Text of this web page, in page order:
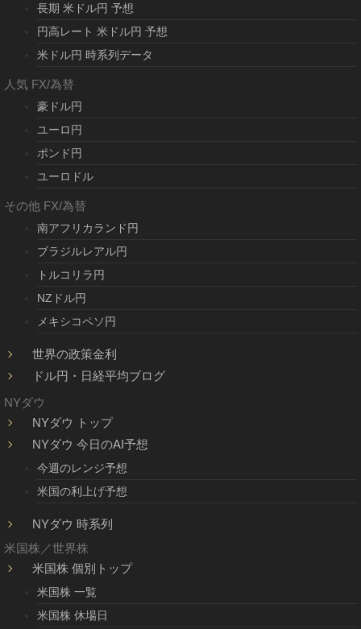
長期 米ドル円 予想
円高レート 米ドル円 予想
米ドル円 時系列データ
人気 FX/為替
豪ドル円
ユーロ円
ポンド円
ユーロドル
その他 FX/為替
南アフリカランド円
ブラジルレアル円
トルコリラ円
NZドル円
メキシコペソ円
世界の政策金利
ドル円・日経平均ブログ
NYダウ
NYダウ トップ
NYダウ 今日のAI予想
今週のレンジ予想
米国の利上げ予想
NYダウ 時系列
米国株／世界株
米国株 個別トップ
米国株 一覧
米国株 休場日